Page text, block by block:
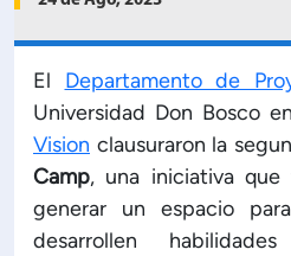
Capacitación Institucional
Estructura organizativa
Rector
Publicaciones
El Departamento de
Universidad Don Bosco
Vision clausuraron la
Camp, una iniciativa
generar un espacio
desarrollen